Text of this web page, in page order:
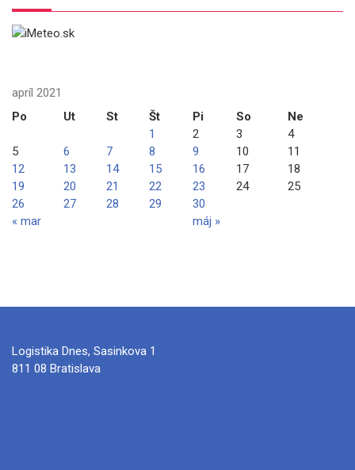
apríl 2021
Po
Ut St Št Pi So Ne
« mar máj »
1 2 3
4
5
6 7 8 9 10
11
12
13 14 15 16 17
18
19
20 21 22 23 24
25
26
27 28 29 30
Logistika Dnes, Sasinkova 1
811 08 Bratislava